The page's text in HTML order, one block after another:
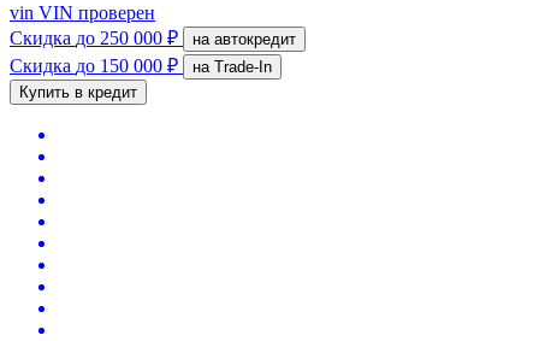
vin VIN проверен
Скидка до 250 000 ₽ на автокредит
Скидка до 150 000 ₽
на Trade-In
Купить в кредит